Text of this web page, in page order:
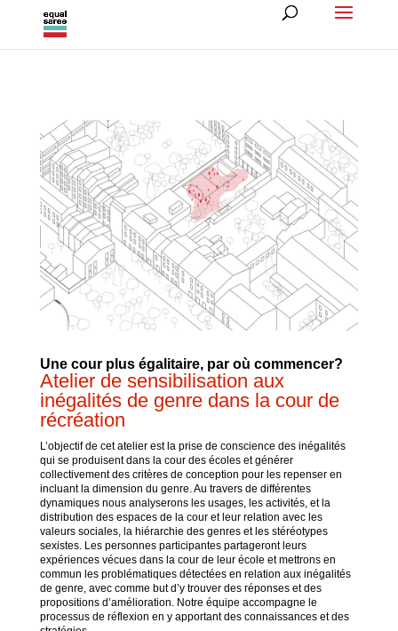
Une cour plus égalitaire, par où commencer?
Atelier de sensibilisation aux
inégalités de genre dans la cour de
récréation
L’objectif de cet atelier est la prise de conscience des inégalités
qui se produisent dans la cour des écoles et générer
collectivement des critères de conception pour les repenser en
incluant la dimension du genre. Au travers de différentes
dynamiques nous analyserons les usages, les activités, et la
distribution des espaces de la cour et leur relation avec les
valeurs sociales, la hiérarchie des genres et les stéréotypes
sexistes. Les personnes participantes partageront leurs
expériences vécues dans la cour de leur école et mettrons en
commun les problématiques détectées en relation aux inégalités
de genre, avec comme but d’y trouver des réponses et des
propositions d’amélioration. Notre équipe accompagne le
processus de réflexion en y apportant des connaissances et des